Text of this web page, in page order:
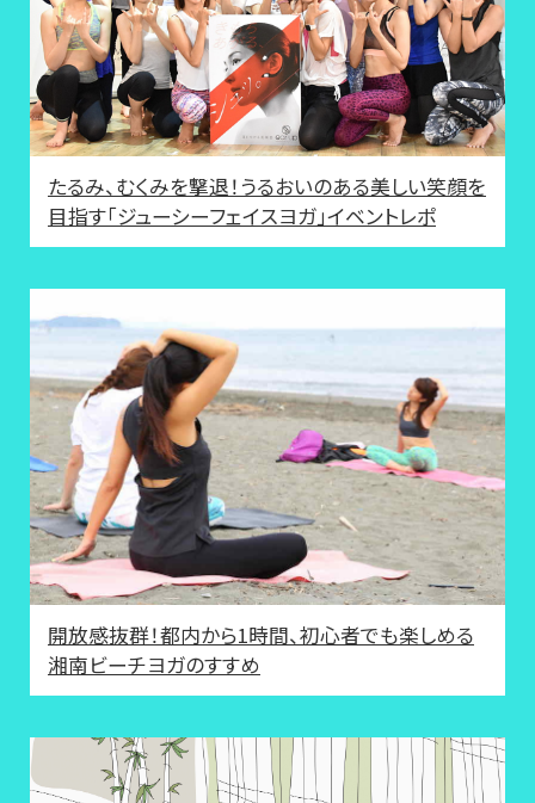
たるみ、むくみを撃退！うるおいのある美しい笑顔を
目指す「ジューシーフェイスヨガ」イベントレポ
開放感抜群！都内から1時間、初心者でも楽しめる
湘南ビーチヨガのすすめ